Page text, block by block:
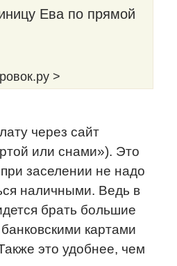
Ева по прямой
>
через сайт
или снами»). Это
заселении не надо
наличными. Ведь в
брать большие
картами
это удобнее, чем